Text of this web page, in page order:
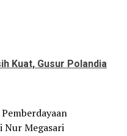
Kuat, Gusur Polandia
Nur Megasari